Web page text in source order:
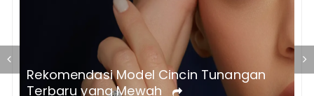
Tips Menata Dapur Mewah Luxury Kicten
agar Tampak Elegan